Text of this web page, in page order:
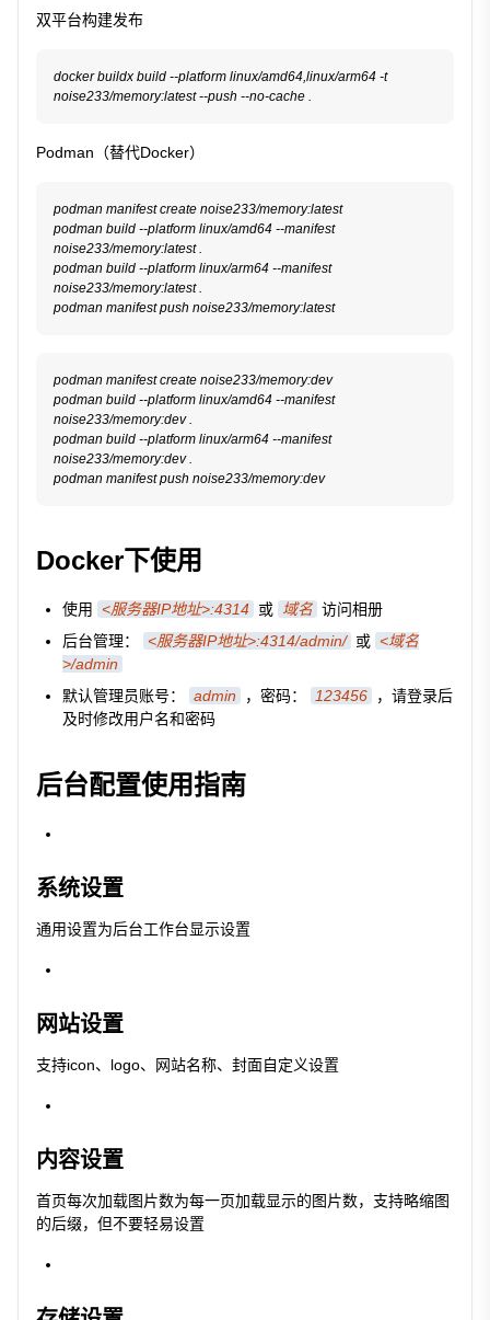
双平台构建发布
docker buildx build --platform linux/amd64,linux/arm64 -t
noise233/memory:latest --push --no-cache .
Podman（替代Docker）
podman manifest create noise233/memory:latest
podman build --platform linux/amd64 --manifest
noise233/memory:latest .
podman build --platform linux/arm64 --manifest
noise233/memory:latest .
podman manifest push noise233/memory:latest
podman manifest create noise233/memory:dev
podman build --platform linux/amd64 --manifest
noise233/memory:dev .
podman build --platform linux/arm64 --manifest
noise233/memory:dev .
podman manifest push noise233/memory:dev
Docker下使用
使用 <服务器IP地址>:4314 或 域名 访问相册
后台管理：
<服务器IP地址>:4314/admin/ 或 <域名
>/admin
默认管理员账号：
admin ，密码： 123456
，请登录后
及时修改用户名和密码
后台配置使用指南
系统设置
通用设置为后台工作台显示设置
网站设置
支持icon、logo、网站名称、封面自定义设置
内容设置
首页每次加载图片数为每一页加载显示的图片数，支持略缩图
的后缀，但不要轻易设置